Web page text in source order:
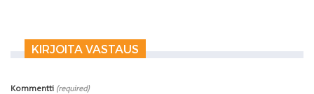
KIRJOITA VASTAUS
Kommentti (required)